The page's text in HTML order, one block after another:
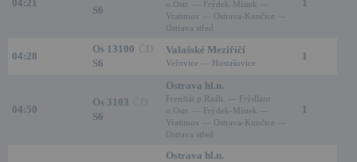
04:21
S6
n.Ostr. — Frýdek-Místek —
Vratimov — Ostrava-Kunčice —
Ostrava střed
1
04:28
Os 13100 ČD
S6
Valašské Meziříčí
Veřovice — Hostašovice
1
04:50
Os 3103
S6
Ostrava hl.n.
Frenštát p.Radh. — Frýdlant
n.Ostr. — Frýdek-Místek —
Vratimov — Ostrava-Kunčice —
Ostrava střed
1
Ostrava hl.n.